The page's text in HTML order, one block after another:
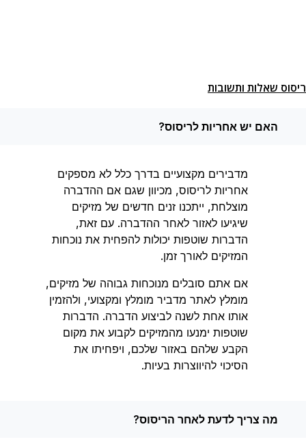
ריסוס שאלות ותשובות
האם יש אחריות לריסוס?
מדבירים מקצועיים בדרך כלל לא מספקים
אחריות לריסוס, מכיוון שגם אם ההדברה
מוצלחת, ייתכנו זנים חדשים של מזיקים
שיגיעו לאזור לאחר ההדברה. עם זאת,
הדברות שוטפות יכולות להפחית את נוכחות
המזיקים לאורך זמן.
אם אתם סובלים מנוכחות גבוהה של מזיקים,
מומלץ לאתר מדביר מומלץ ומקצועי, ולהזמין
אותו אחת לשנה לביצוע הדברה. הדברות
שוטפות ימנעו מהמזיקים לקבוע את מקום
הקבע שלהם באזור שלכם, ויפחיתו את
הסיכוי להיווצרות בעיות.
מה צריך לדעת לאחר הריסוס?